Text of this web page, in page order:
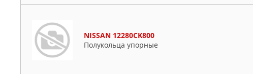
NISSAN 12280CK800
Полукольца упорные